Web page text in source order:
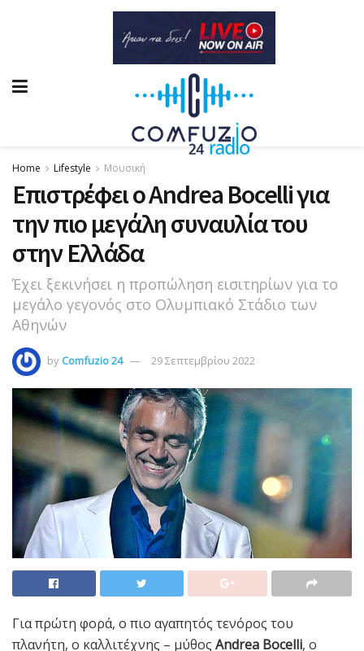
Home Lifestyle Μουσική
Επιστρέφει ο Andrea Bocelli για
την πιο μεγάλη συναυλία του
στην Ελλάδα
Έχει ξεκινήσει η προπώληση εισιτηρίων για το
μεγάλο γεγονός στο Ολυμπιακό Στάδιο των
Αθηνών
by Comfuzio 24 29 Σεπτεμβρίου 2022
Για πρώτη φορά, ο πιο αγαπητός τενόρος του
πλανήτη, ο καλλιτέχνης – μύθος Andrea Bocelli, ο